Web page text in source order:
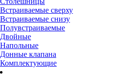
Встраиваемые сверху
Встраиваемые снизу
Полувстраиваемые
Двойные
Напольные
Донные клапана
Комплектующие